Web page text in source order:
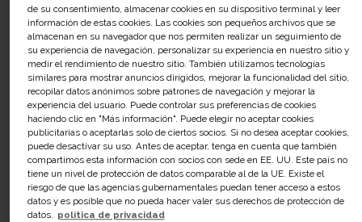
90B
95B
100B
105B
de su consentimiento, almacenar cookies en su dispositivo terminal y leer
información de estas cookies. Las cookies son pequeños archivos que se
almacenan en su navegador que nos permiten realizar un seguimiento de
su experiencia de navegación, personalizar su experiencia en nuestro sitio y
medir el rendimiento de nuestro sitio. También utilizamos tecnologías
similares para mostrar anuncios dirigidos, mejorar la funcionalidad del sitio,
recopilar datos anónimos sobre patrones de navegación y mejorar la
experiencia del usuario. Puede controlar sus preferencias de cookies
haciendo clic en "Más información". Puede elegir no aceptar cookies
publicitarias o aceptarlas solo de ciertos socios. Si no desea aceptar cookies,
puede desactivar su uso. Antes de aceptar, tenga en cuenta que también
compartimos esta información con socios con sede en EE. UU. Este país no
tiene un nivel de protección de datos comparable al de la UE. Existe el
riesgo de que las agencias gubernamentales puedan tener acceso a estos
datos y es posible que no pueda hacer valer sus derechos de protección de
datos. política de privacidad